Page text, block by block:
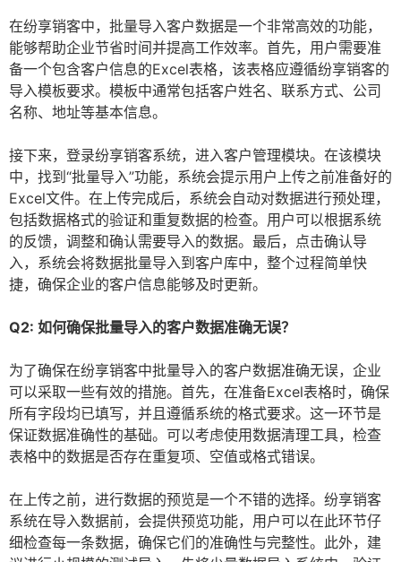
在纷享销客中，批量导入客户数据是一个非常高效的功能，
能够帮助企业节省时间并提高工作效率。首先，用户需要准
备一个包含客户信息的Excel表格，该表格应遵循纷享销客的
导入模板要求。模板中通常包括客户姓名、联系方式、公司
名称、地址等基本信息。
接下来，登录纷享销客系统，进入客户管理模块。在该模块
中，找到“批量导入”功能，系统会提示用户上传之前准备好的
Excel文件。在上传完成后，系统会自动对数据进行预处理，
包括数据格式的验证和重复数据的检查。用户可以根据系统
的反馈，调整和确认需要导入的数据。最后，点击确认导
入，系统会将数据批量导入到客户库中，整个过程简单快
捷，确保企业的客户信息能够及时更新。
Q2: 如何确保批量导入的客户数据准确无误？
为了确保在纷享销客中批量导入的客户数据准确无误，企业
可以采取一些有效的措施。首先，在准备Excel表格时，确保
所有字段均已填写，并且遵循系统的格式要求。这一环节是
保证数据准确性的基础。可以考虑使用数据清理工具，检查
表格中的数据是否存在重复项、空值或格式错误。
在上传之前，进行数据的预览是一个不错的选择。纷享销客
系统在导入数据前，会提供预览功能，用户可以在此环节仔
细检查每一条数据，确保它们的准确性与完整性。此外，建